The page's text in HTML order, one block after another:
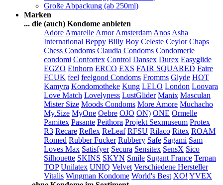
Große Abpackung (ab 250ml)
Marken
... die (auch) Kondome anbieten
Adore Amarelle Amor Amsterdam Anos Asha
International Beppy Billy Boy Celeste Ceylor Chaps
Chess Condoms Claudia Condoms Condomerie
condomi Confortex Control Dansex Durex Easyglide
EGZO Einhorn ERCO EXS FAIR SQUARED Faire
FCUK feel feelgood Condoms Fromms Glyde HOT
Kamyra Kondomotheke Kung LELO London Loovara
Love Match Lovelyness LustGlider Manix Masculan
Mister Size Moods Condoms More Amore Muchacho
My.Size MyOne Oebre OJO ON) ONE Ormelle
Pamitex Pasante Peithora Projekt Sexmuseum Protex
R3 Recare Reflex ReLeaf RFSU Rilaco Ritex ROAM
Romed Rubber Fucker Rubbery Safe Sagami Sam
Loves Max Satisfyer Secura Sensitex SensX Sico
Silhouette SKINS SKYN Smile Sugant France Terpan
TOP Unilatex UNIQ Velvet Verschiedene Hersteller
Vitalis Wingman Kondome World's Best XO! YVEX